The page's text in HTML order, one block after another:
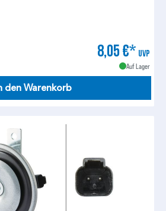
8,05 €* UVP
Auf Lager
den Warenkorb